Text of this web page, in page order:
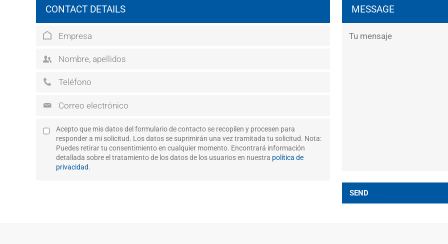
CONTACT DETAILS
Acepto que mis datos del formulario de contacto se recopilen y procesen para
responder a mi solicitud. Los datos se suprimirán una vez tramitada tu solicitud. Nota:
Puedes retirar tu consentimiento en cualquier momento. Encontrará información
detallada sobre el tratamiento de los datos de los usuarios en nuestra política de
privacidad.
MESSAGE
SEND